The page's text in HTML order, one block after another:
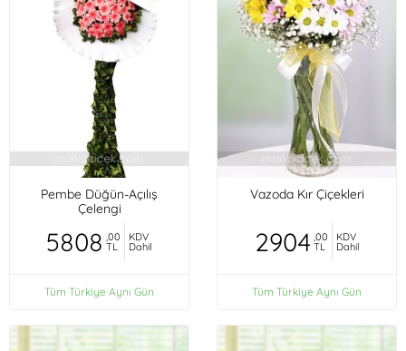
Pembe Düğün-Açılış
Çelengi
5808 ,00
TL
KDV
Dahil
Tüm Türkiye Aynı Gün
Vazoda Kır Çiçekleri
2904 ,00
TL
KDV
Dahil
Tüm Türkiye Aynı Gün